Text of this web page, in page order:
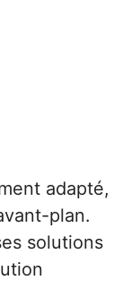
adapté,
plan.
solutions